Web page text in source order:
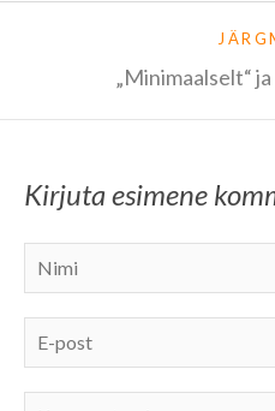
„Minimaalselt“
Kirjuta esimene